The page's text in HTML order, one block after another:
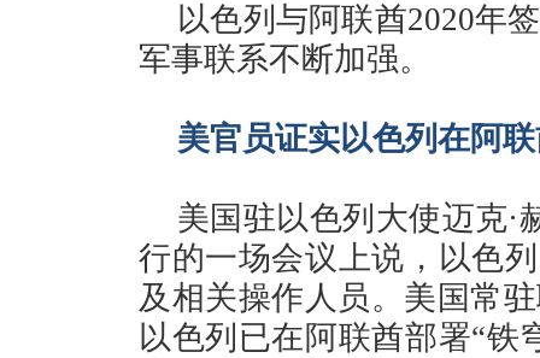
以色列与阿联酋2020年
军事联系不断加强。
美官员证实以色列在阿
美国驻以色列大使迈克·
行的一场会议上说，以色
及相关操作人员。美国常
以色列已在阿联酋部署“铁